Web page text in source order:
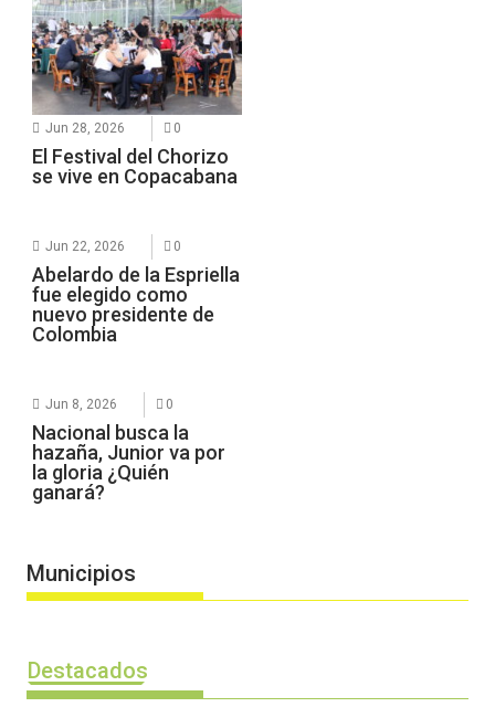
Jun 28, 2026 0
El Festival del Chorizo
se vive en Copacabana
Jun 22, 2026 0
Abelardo de la Espriella
fue elegido como
nuevo presidente de
Colombia
Jun 8, 2026 0
Nacional busca la
hazaña, Junior va por
la gloria ¿Quién
ganará?
Municipios
Destacados